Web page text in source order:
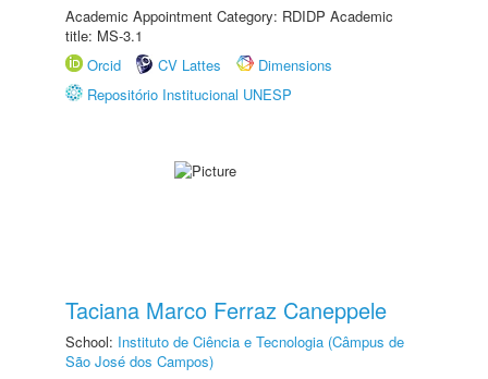
Academic Appointment Category: RDIDP Academic
title: MS-3.1
Orcid
CV Lattes
Dimensions
Repositório Institucional UNESP
Taciana Marco Ferraz Caneppele
School: Instituto de Ciência e Tecnologia (Câmpus de
São José dos Campos)